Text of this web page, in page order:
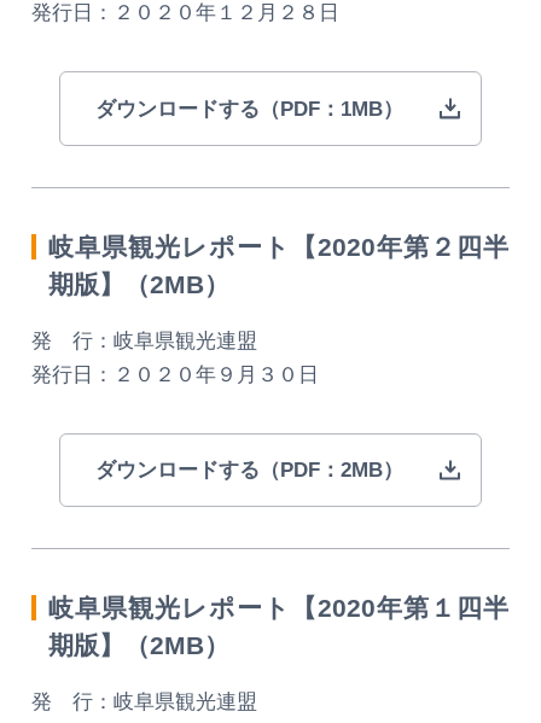
発行日：２０２０年１２月２８日
ダウンロードする（PDF：1MB）
岐阜県観光レポート【2020年第２四半
期版】（2MB）
発 行：岐阜県観光連盟
発行日：２０２０年９月３０日
ダウンロードする（PDF：2MB）
岐阜県観光レポート【2020年第１四半
期版】（2MB）
発 行：岐阜県観光連盟